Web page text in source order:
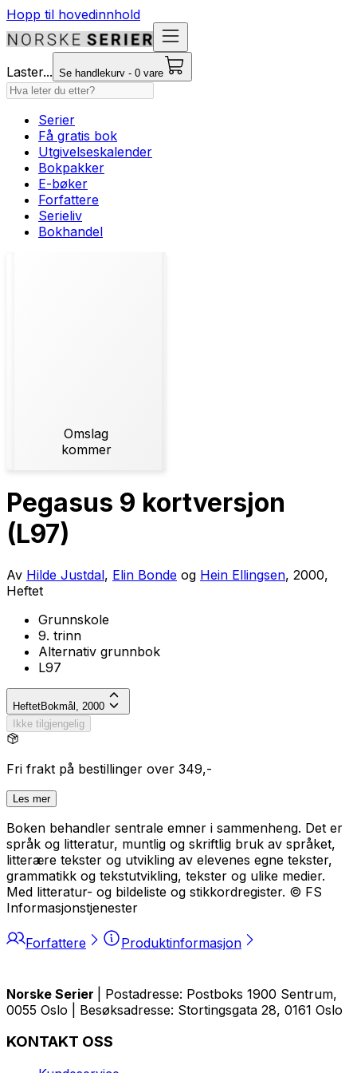
Hopp til hovedinnhold
Laster... Se handlekurv - 0 vare
Serier
Få gratis bok
Utgivelseskalender
Bokpakker
E-bøker
Forfattere
Serieliv
Bokhandel
Omslag
kommer
Pegasus 9 kortversjon
(L97)
Av Hilde Justdal, Elin Bonde og Hein Ellingsen, 2000,
Heftet
Grunnskole
9. trinn
Alternativ grunnbok
L97
HeftetBokmål, 2000
Ikke tilgjengelig
Fri frakt på bestillinger over 349,-
Les mer
Boken behandler sentrale emner i sammenheng. Det er
språk og litteratur, muntlig og skriftlig bruk av språket,
litterære tekster og utvikling av elevenes egne tekster,
grammatikk og tekstutvikling, tekster og ulike medier.
Med litteratur- og bildeliste og stikkordregister. © FS
Informasjonstjenester
Forfattere Produktinformasjon
Norske Serier
| Postadresse: Postboks 1900 Sentrum,
0055 Oslo | Besøksadresse: Stortingsgata 28, 0161 Oslo
KONTAKT OSS